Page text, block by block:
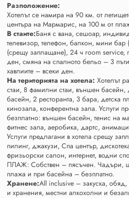
Разположение:
Хотелът се намира на 90 км. от
центъра на Мармарис, на 100 м от
В стаите:Баня с вана, сешоар,
телевизор, телефон, балкон, мини
(срещу заплащане), 24 ч room service,
ден, смяна на спалното бельо – 3
хавлиите – всеки ден.
На територията на хотела: Хотелът
стаи, 8 фамилни стаи, външен басейн,
басейн, 2 ресторанта, 3 бара, детска
кинозала, конферентна зала. Услуги
безплатно: външен басейн, тенис на
фитнес зала, аеробика, дартс,
Услуги предлагани в хотела срещу
пилинг, джакузи, Спа център,
фризьорски салон, интернет, водни
ПЛАЖ: Собствен – пясъчен. Чадъри,
плажа и при басейна – безплатно.
Хранене:All inclusive – закуска,
и хранения, местни алкохолни и